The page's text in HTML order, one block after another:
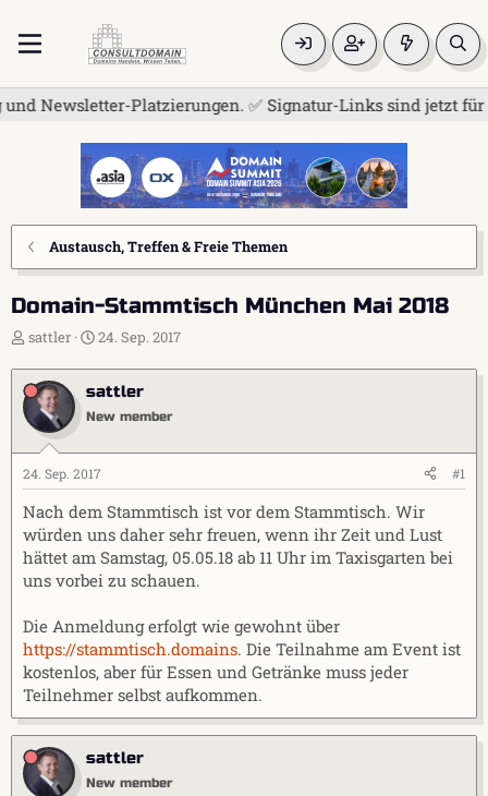
Platzierungen. ✅ Signatur-Links sind jetzt für alle
Austausch, Treffen & Freie Themen
Domain-Stammtisch München Mai 2018
E
s
t
e
l
e
r
sattler
E
s
t
e
l
t
a
m
24. Sep. 2017
sattler
New member
24. Sep. 2017 #1
Nach dem Stammtisch ist vor dem Stammtisch. Wir
würden uns daher sehr freuen, wenn ihr Zeit und Lust
hättet am Samstag, 05.05.18 ab 11 Uhr im Taxisgarten bei
uns vorbei zu schauen.
Die Anmeldung erfolgt wie gewohnt über
https://stammtisch.domains. Die Teilnahme am Event ist
kostenlos, aber für Essen und Getränke muss jeder
Teilnehmer selbst aufkommen.
sattler
New member